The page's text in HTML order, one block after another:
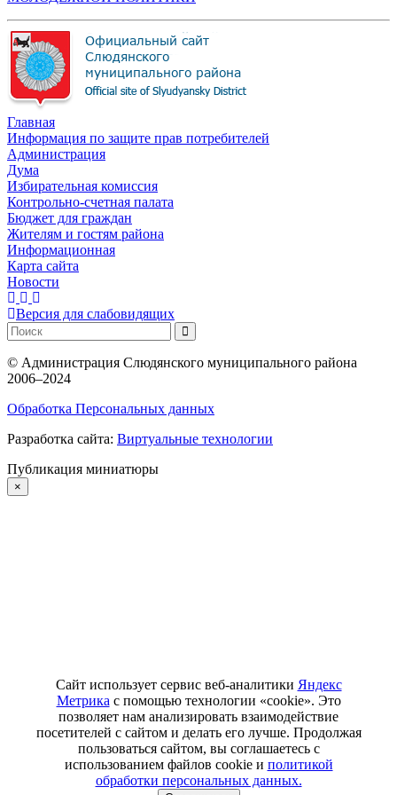
Главная
Информация по защите прав потребителей
Администрация
Дума
Избирательная комиссия
Контрольно-счетная палата
Бюджет для граждан
Жителям и гостям района
Информационная
Карта сайта
Новости
Версия для слабовидящих
© Администрация Слюдянского муниципального района
2006–2024
Обработка Персональных данных
Разработка сайта: Виртуальные технологии
Публикация миниатюры
×
Сайт использует сервис веб-аналитики Яндекс
Метрика с помощью технологии «cookie». Это
позволяет нам анализировать взаимодействие
посетителей с сайтом и делать его лучше. Продолжая
пользоваться сайтом, вы соглашаетесь с
использованием файлов cookie и политикой
обработки персональных данных.